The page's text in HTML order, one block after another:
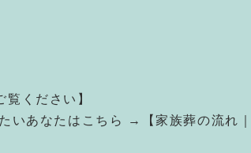
ください】
いあなたはこちら →【家族葬の流れ